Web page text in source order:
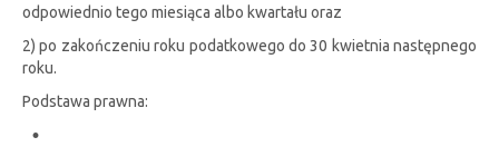
odpowiednio tego miesiąca albo kwartału oraz
2) po zakończeniu roku podatkowego do 30 kwietnia następnego
roku.
Podstawa prawna: